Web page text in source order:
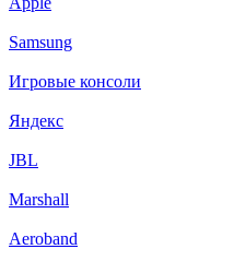
Samsung
Игровые консоли
Яндекс
JBL
Marshall
Aeroband